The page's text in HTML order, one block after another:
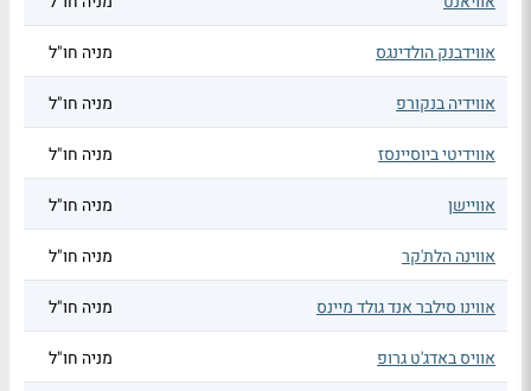
אווידבנק הולדינגס מניה חו"ל
אווידיה בנקורפ מניה חו"ל
אווידיטי ביוסיינסז מניה חו"ל
אוויישן מניה חו"ל
אווינה הלת'קר מניה חו"ל
אווינו סילבר אנד גולד מיינס מניה חו"ל
אוויס באדג'ט גרופ מניה חו"ל